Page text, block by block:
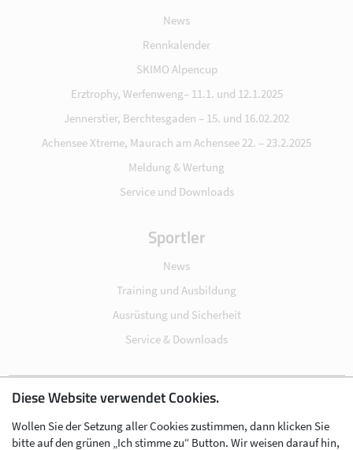
News
Rennkalender
SKIMO Alpencup
Erztrophy, Werfenweng– 11.1. und 12.1.2025
Jennerstier, Berchtesgaden – 15. und 16.02.202
Achensee Xtreme, Maurach am Achensee 22. – 23.2.2025
Meldung & Wertung
Service und Downloads
Sportler
News
Training und Ausbildung
Ausrüstung und Sicherheit
Service & Downloads
Impressum
Datenschutz
Diese Website verwendet Cookies.
Wollen Sie der Setzung aller Cookies zustimmen, dann klicken Sie
bitte auf den grünen „Ich stimme zu“ Button. Wir weisen darauf hin,